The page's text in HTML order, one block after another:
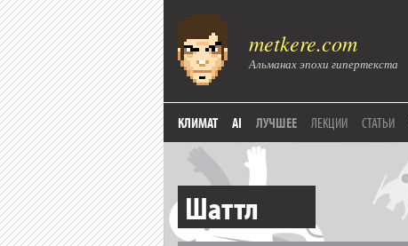
metkere.com
Альманах эпохи гипертекста
КЛИМАТ AI ЛУЧШЕЕ ЛЕКЦИИ СТАТЬИ
Шаттл